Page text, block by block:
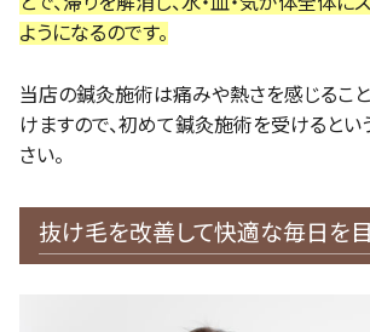
ようになるのです。
当店の鍼灸施術は痛みや熱さを感じるこ
けますので、初めて鍼灸施術を受けるとい
さい。
抜け毛を改善して快適な毎日を